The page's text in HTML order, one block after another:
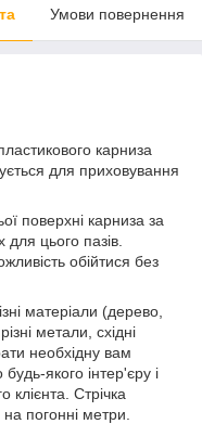
Умови повернення
карниза
для приховування
поверхні карниза за
цього пазів.
обійтися без
матеріали (дерево,
метали, східні
необхідну вам
якого інтер'єру і
клієнта. Стрічка
погонні метри.